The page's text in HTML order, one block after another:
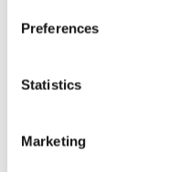
Preferences
Statistics
Marketing